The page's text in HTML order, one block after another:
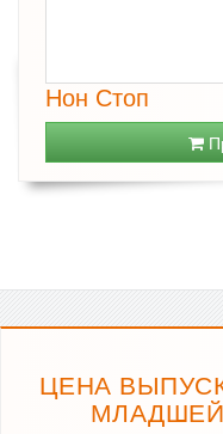
Нон Стоп
ЦЕНА